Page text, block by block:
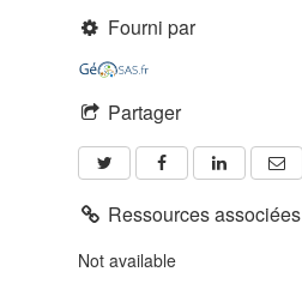
Fourni par
Partager
Ressources associées
Not available